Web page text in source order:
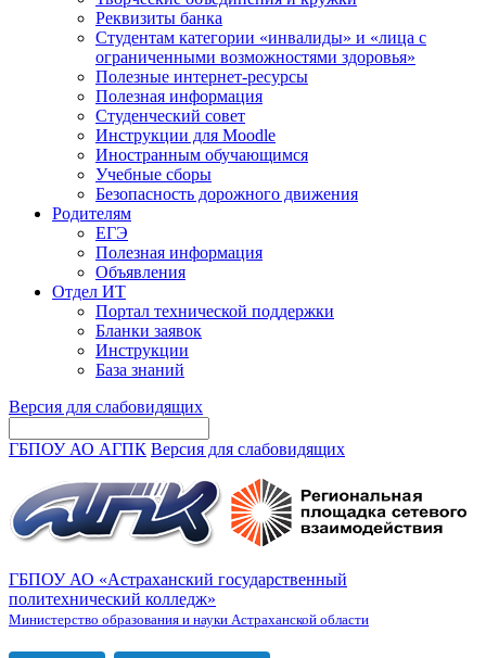
Реквизиты банка
Студентам категории «инвалиды» и «лица с
ограниченными возможностями здоровья»
Полезные интернет-ресурсы
Полезная информация
Студенческий совет
Инструкции для Moodle
Иностранным обучающимся
Учебные сборы
Безопасность дорожного движения
Родителям
ЕГЭ
Полезная информация
Объявления
Отдел ИТ
Портал технической поддержки
Бланки заявок
Инструкции
База знаний
Версия для слабовидящих
ГБПОУ АО АГПК Версия для слабовидящих
ГБПОУ АО «Астраханский государственный
политехнический колледж»
Министерство образования и науки Астраханской области